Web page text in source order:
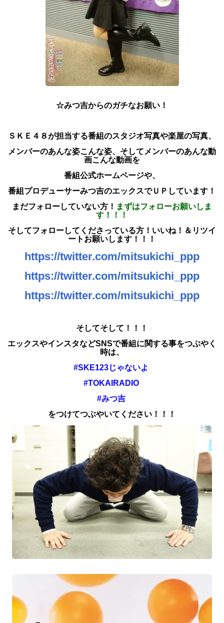
☆みつ吉からのガチなお願い！
ＳＫＥ４８が担当する番組のスタジオ写真や楽屋の写真、
メンバーのあんな姿こんな姿、 そしてメンバーのあんな動
画こんな動画を
番組公式ホームページや、
番組プロデューサーみつ吉のエックスでＵＰしています！
まだフォローしていない方！ まずはフォローお願いしま
す！！！
そしてフォローしてくださっている方！いいね！＆リツイ
ートお願いします！！！
https://twitter.com/mitsukichi_ppp
https://twitter.com/mitsukichi_ppp
https://twitter.com/mitsukichi_ppp
そしてそして！！！
エックスやインスタなどSNSで番組に関する事をつぶやく
時は、
#SKE123じゃないよ
#TOKAIRADIO
#みつ吉
をつけてつぶやいてください！！！